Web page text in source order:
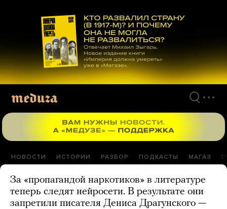
материалам
НОВОСТИ ИСТОРИИ РАЗБОР ПОДКАСТЫ МАГАЗ
За «пропагандой наркотиков» в литературе
теперь следят нейросети. В результате они
запретили писателя Дениса Драгунского —